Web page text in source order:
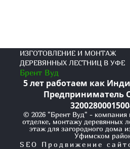
ИЗГОТОВЛЕНИЕ И МОНТАЖ
ДЕРЕВЯННЫХ ЛЕСТНИЦ В УФЕ
Брент Вуд
5 лет работаем как
Предприниматель
© 2026 "Брент Вуд" - компания
отделке, монтажу деревянных
этаж для загородного дома
Уфимском
SEO Продвижение